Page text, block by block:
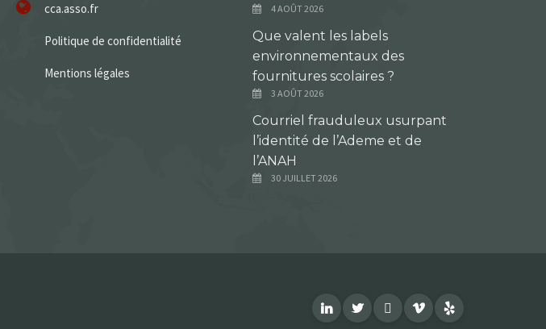
cca.asso.fr
Politique de confidentialité
Mentions légales
4 AOÛT 2026
Que valent les labels
environnementaux des
fournitures scolaires ?
3 AOÛT 2026
Courriel frauduleux usurpant
l’identité de l’Ademe et de
l’ANAH
30 JUILLET 2026